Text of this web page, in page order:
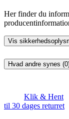
Her finder du
Vis
Hvad andre synes
Klik & Hent
til 30 dages returret